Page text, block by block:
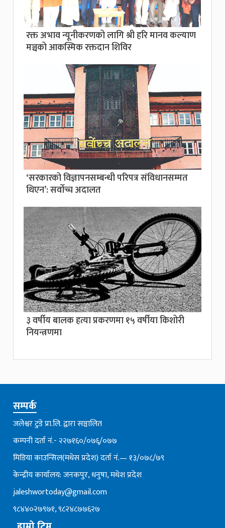
रक्त अभाव न्यूनीकरणको लागि श्री हरि मानव कल्याण
मञ्चको आकस्मिक रक्तदान शिविर
‘सरकारको विज्ञापनसम्बन्धी परिपत्र संविधानसम्मत
थिएन’: सर्वाेच्च अदालत
३ वर्षीय बालक हत्या प्रकरणमा १५ वर्षीया किशोरी
नियन्त्रणमा
सम्पर्क
जलेश्वर टुडे प्रा.लि. द्वारा सञ्चालित
कम्पनी दर्ता नं.- २२७१६०/०७६्/०७७
मिडिया काउन्सिल(मधेस प्रदेश) दर्ता नं.— १३/०७८/७९
केन्द्रीय कार्यालय: जनकपुर, धनुषा, मधेश प्रदेश
jaleshwortoday@gmail.com
९८४४०२७९७१, ९८२४८७७६२७